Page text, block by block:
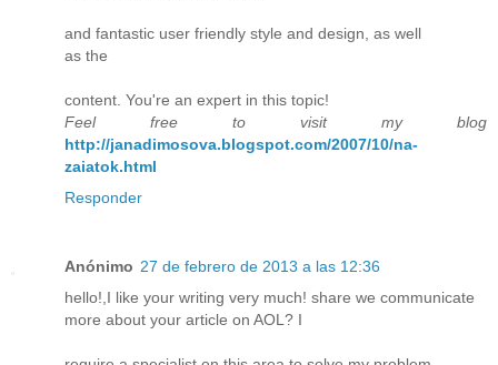
and fantastic user friendly style and design, as well
as the
content. You're an expert in this topic!
Feel free to visit my blog
http://janadimosova.blogspot.com/2007/10/na-
zaiatok.html
Responder
Anónimo 27 de febrero de 2013 a las 12:36
hello!,I like your writing very much! share we communicate
more about your article on AOL? I